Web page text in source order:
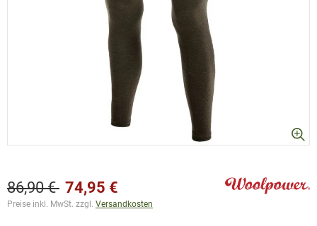
86,90 € 74,95 €
Preise inkl. MwSt. zzgl. Versandkosten